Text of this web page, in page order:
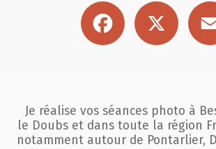
Facebook
Je réalise vos séances photo à
le Doubs et dans toute la région
notamment autour de Pontarlier,